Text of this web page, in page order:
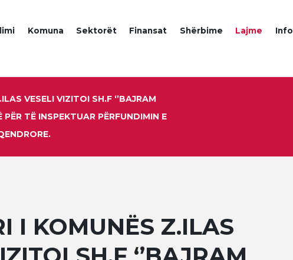
Komuna Sektorët Finansat Shërbime Lajme Info
VESELI VIZITOI SH.F ‘’BAJRAM
PËR TË INSPEKTUAR PËRFUNDIMIN E
I KOMUNËS Z.ILAS